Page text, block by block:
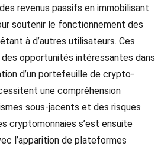
revenus passifs en immobilisant
soutenir le fonctionnement des
à d’autres utilisateurs. Ces
opportunités intéressantes dans
d’un portefeuille de crypto-
une compréhension
sous-jacents et des risques
cryptomonnaies s’est ensuite
l’apparition de plateformes